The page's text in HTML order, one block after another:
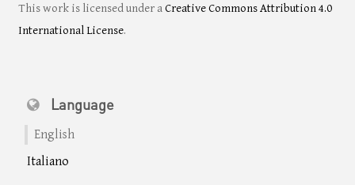
This work is licensed under aCreative Commons Attribution 4.0
International License.
Language
English
Italiano